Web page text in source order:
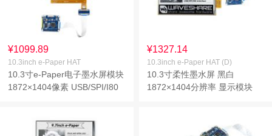
¥1099.89
10.3inch e-Paper HAT
10.3寸e-Paper电子墨水屏模块
1872×1404像素 USB/SPI/I80
¥1327.14
10.3inch e-Paper HAT (D)
10.3寸柔性墨水屏 黑白
1872×1404分辨率 显示模块